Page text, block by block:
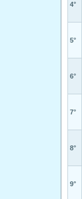
4°
5°
6°
7°
8°
9°